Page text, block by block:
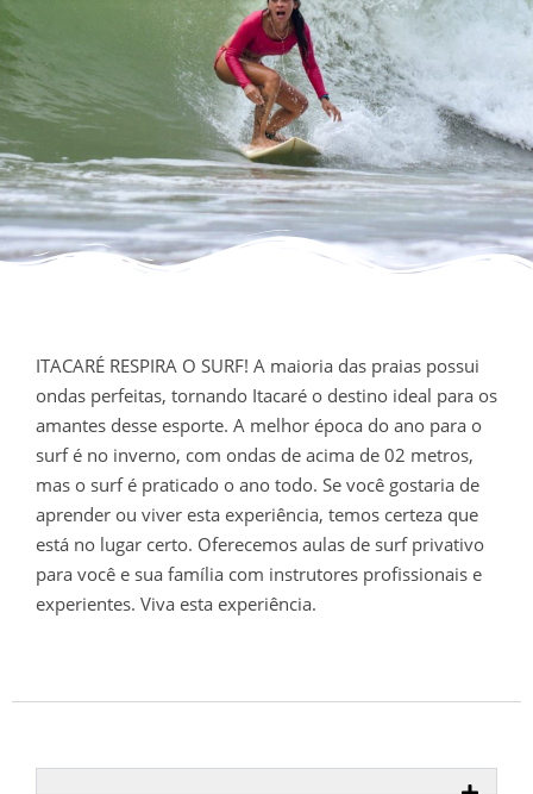
ITACARÉ RESPIRA O SURF! A maioria das praias possui
ondas perfeitas, tornando Itacaré o destino ideal para os
amantes desse esporte. A melhor época do ano para o
surf é no inverno, com ondas de acima de 02 metros,
mas o surf é praticado o ano todo. Se você gostaria de
aprender ou viver esta experiência, temos certeza que
está no lugar certo. Oferecemos aulas de surf privativo
para você e sua família com instrutores profissionais e
experientes. Viva esta experiência.